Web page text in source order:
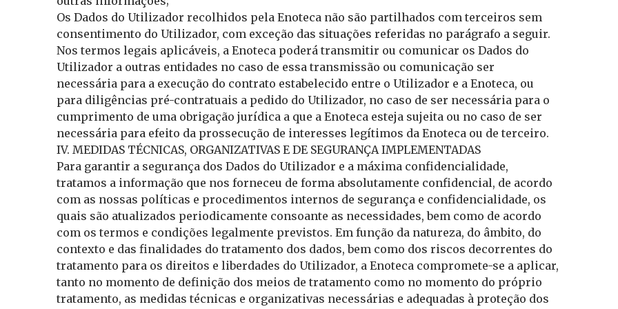
Os Dados do Utilizador recolhidos pela Enoteca não são partilhados com terceiros sem
consentimento do Utilizador, com exceção das situações referidas no parágrafo a seguir.
Nos termos legais aplicáveis, a Enoteca poderá transmitir ou comunicar os Dados do
Utilizador a outras entidades no caso de essa transmissão ou comunicação ser
necessária para a execução do contrato estabelecido entre o Utilizador e a Enoteca, ou
para diligências pré-contratuais a pedido do Utilizador, no caso de ser necessária para o
cumprimento de uma obrigação jurídica a que a Enoteca esteja sujeita ou no caso de ser
necessária para efeito da prossecução de interesses legítimos da Enoteca ou de terceiro.
IV. MEDIDAS TÉCNICAS, ORGANIZATIVAS E DE SEGURANÇA IMPLEMENTADAS
Para garantir a segurança dos Dados do Utilizador e a máxima confidencialidade,
tratamos a informação que nos forneceu de forma absolutamente confidencial, de acordo
com as nossas políticas e procedimentos internos de segurança e confidencialidade, os
quais são atualizados periodicamente consoante as necessidades, bem como de acordo
com os termos e condições legalmente previstos. Em função da natureza, do âmbito, do
contexto e das finalidades do tratamento dos dados, bem como dos riscos decorrentes do
tratamento para os direitos e liberdades do Utilizador, a Enoteca compromete-se a aplicar,
tanto no momento de definição dos meios de tratamento como no momento do próprio
tratamento, as medidas técnicas e organizativas necessárias e adequadas à proteção dos